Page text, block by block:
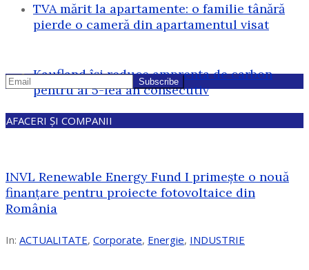
TVA mărit la apartamente: o familie tânără
pierde o cameră din apartamentul visat
Kaufland își reduce amprenta de carbon
pentru al 5-lea an consecutiv
AFACERI ȘI COMPANII
INVL Renewable Energy Fund I primește o nouă
finanțare pentru proiecte fotovoltaice din
România
In: ACTUALITATE, Corporate, Energie, INDUSTRIE